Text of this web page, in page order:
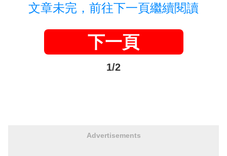
文章未完，前往下一頁繼續閱讀
下一頁
1/2
Advertisements